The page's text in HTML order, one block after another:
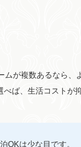
ムが複数あるなら、
ば、生活コストが
OKは少な目です。